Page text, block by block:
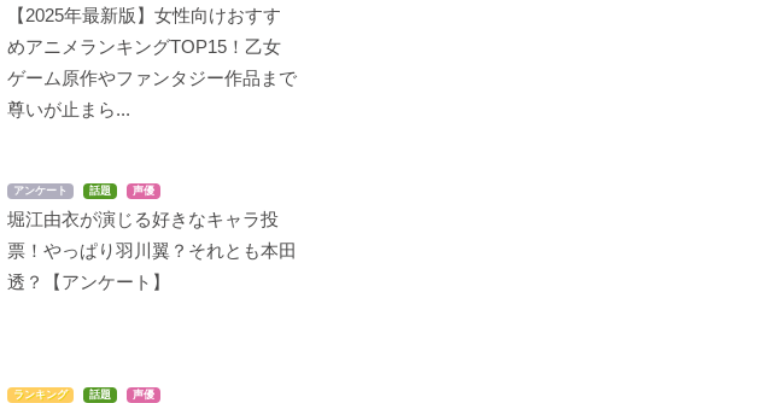
にゃんぼー！
シロ
【2025年最新版】女性向けおすす
めアニメランキングTOP15！乙女
ゲーム原作やファンタジー作品まで
尊いが止まら...
アンケート 話題 声優
堀江由衣が演じる好きなキャラ投
票！やっぱり羽川翼？それとも本田
透？【アンケート】
ランキング 話題 声優